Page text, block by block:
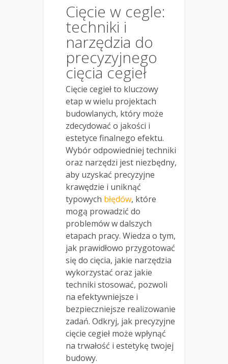
Cięcie w cegle:
techniki i
narzędzia do
precyzyjnego
cięcia cegieł
Cięcie cegieł to kluczowy
etap w wielu projektach
budowlanych, który może
zdecydować o jakości i
estetyce finalnego efektu.
Wybór odpowiedniej techniki
oraz narzędzi jest niezbędny,
aby uzyskać precyzyjne
krawędzie i uniknąć
typowych błędów, które
mogą prowadzić do
problemów w dalszych
etapach pracy. Wiedza o tym,
jak prawidłowo przygotować
się do cięcia, jakie narzędzia
wykorzystać oraz jakie
techniki stosować, pozwoli
na efektywniejsze i
bezpieczniejsze realizowanie
zadań. Odkryj, jak precyzyjne
cięcie cegieł może wpłynąć
na trwałość i estetykę twojej
budowy.